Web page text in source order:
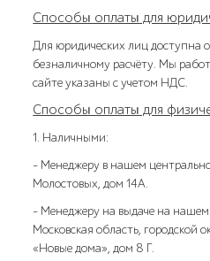
Способы оплаты для
Для юридических лиц доступна
безналичному расчёту. Мы
сайте указаны с учетом НДС.
Способы оплаты для
1. Наличными:
- Менеджеру в нашем
Молостовых, дом 14А.
- Менеджеру на выдаче на нашем
Московская область, городской
«Новые дома», дом 8 Г.